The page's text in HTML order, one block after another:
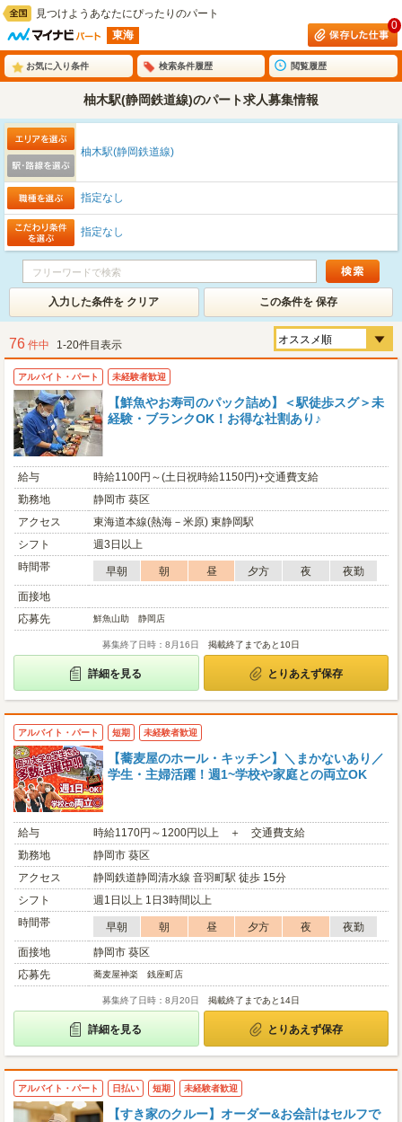
見つけようあなたにぴったりのパート
東海
0
お気に入り条件 検索条件履歴 閲覧履歴
柚木駅(静岡鉄道線)のパート求人募集情報
柚木駅(静岡鉄道線)
指定なし
指定なし
入力した条件を クリア この条件を 保存
76 件中 1-20件目表示
アルバイト・パート 未経験者歓迎
【鮮魚やお寿司のパック詰め】＜駅徒歩スグ＞未
経験・ブランクOK！お得な社割あり♪
給与
時給1100円～(土日祝時給1150円)+交通費支給
勤務地
静岡市 葵区
アクセス
東海道本線(熱海－米原) 東静岡駅
シフト
週3日以上
時間帯
早朝 朝 昼 夕方 夜
夜勤
面接地
応募先
鮮魚山助 静岡店
募集終了日時：8月16日 掲載終了まであと10日
詳細を見る とりあえず保存
アルバイト・パート 短期 未経験者歓迎
【蕎麦屋のホール・キッチン】＼まかないあり／
学生・主婦活躍！週1~学校や家庭との両立OK
給与
時給1170円～1200円以上 ＋ 交通費支給
勤務地
静岡市 葵区
アクセス
静岡鉄道静岡清水線 音羽町駅 徒歩 15分
シフト
週1日以上 1日3時間以上
時間帯
早朝 朝 昼 夕方 夜
夜勤
面接地
静岡市 葵区
応募先
蕎麦屋神楽 銭座町店
募集終了日時：8月20日 掲載終了まであと14日
詳細を見る とりあえず保存
アルバイト・パート 日払い 短期 未経験者歓迎
【すき家のクルー】オーダー&お会計はセルフで